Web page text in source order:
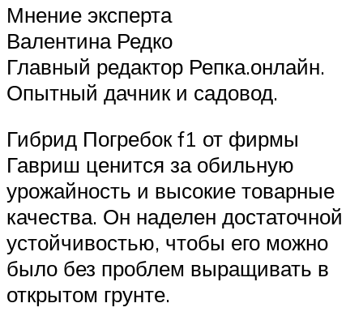
Мнение эксперта
Валентина Редко
Главный редактор Репка.онлайн.
Опытный дачник и садовод.
Гибрид Погребок f1 от фирмы
Гавриш ценится за обильную
урожайность и высокие товарные
качества. Он наделен достаточной
устойчивостью, чтобы его можно
было без проблем выращивать в
открытом грунте.